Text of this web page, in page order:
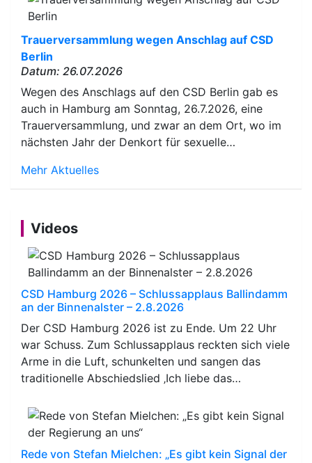
Trauerversammlung wegen Anschlag auf CSD
Berlin
Datum: 26.07.2026
Wegen des Anschlags auf den CSD Berlin gab es
auch in Hamburg am Sonntag, 26.7.2026, eine
Trauerversammlung, und zwar an dem Ort, wo im
nächsten Jahr der Denkort für sexuelle…
Mehr Aktuelles
Videos
CSD Hamburg 2026 – Schlussapplaus Ballindamm
an der Binnenalster – 2.8.2026
Der CSD Hamburg 2026 ist zu Ende. Um 22 Uhr
war Schuss. Zum Schlussapplaus reckten sich viele
Arme in die Luft, schunkelten und sangen das
traditionelle Abschiedslied ‚Ich liebe das…
Rede von Stefan Mielchen: „Es gibt kein Signal der